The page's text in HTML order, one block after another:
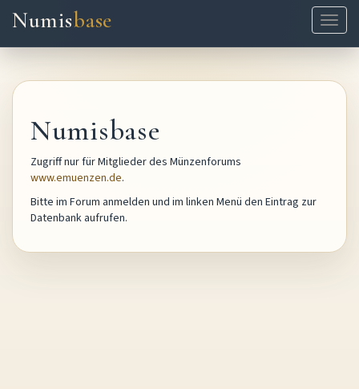
ein-/
Numisbase
Numisbase
Zugriff nur für Mitglieder des Münzenforums
www.emuenzen.de.
Bitte im Forum anmelden und im linken Menü den Eintrag zur
Datenbank aufrufen.